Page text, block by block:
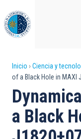
al
contenido
principal
Sobrescribir
enlaces
de
ayuda
Inicio Ciencia y
of a Black Hole in MAXI
a Black